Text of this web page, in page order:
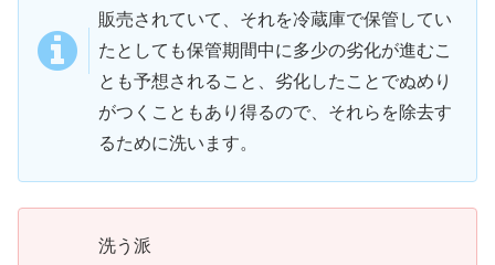
販売されていて、それを冷蔵庫で保管してい
たとしても保管期間中に多少の劣化が進むこ
とも予想されること、劣化したことでぬめり
がつくこともあり得るので、それらを除去す
るために洗います。
洗う派